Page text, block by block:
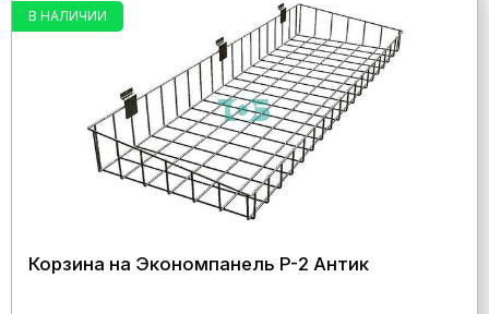
В НАЛИЧИИ
Корзина на Экономпанель P-2 Антик